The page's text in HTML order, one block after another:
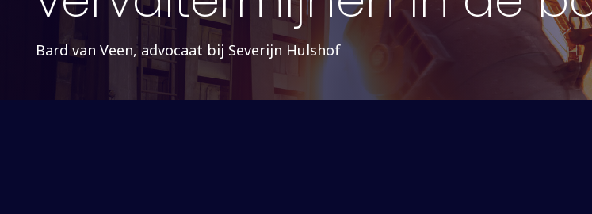
Bard van Veen, advocaat bij Severijn Hulshof